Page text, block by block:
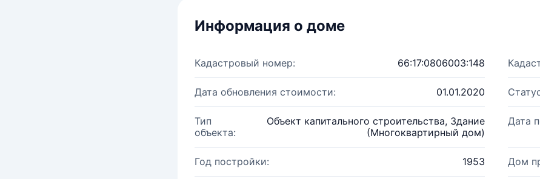
Информация о доме
Кадастровый номер: 66:17:0806003:148
Дата обновления стоимости: 01.01.2020
Тип
объекта:
Объект капитального строительства, Здание
(Многоквартирный дом)
Дата
Год постройки: 1953 Дом